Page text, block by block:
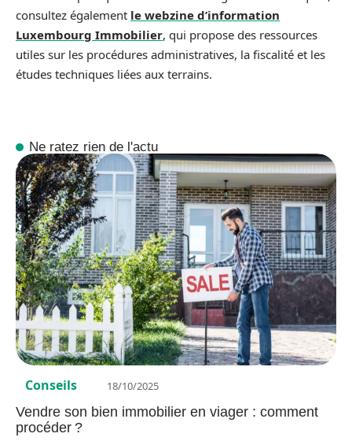
consultez également le webzine d’information
Luxembourg Immobilier, qui propose des ressources
utiles sur les procédures administratives, la fiscalité et les
études techniques liées aux terrains.
Ne ratez rien de l'actu
Conseils 18/10/2025
Vendre son bien immobilier en viager : comment
procéder ?